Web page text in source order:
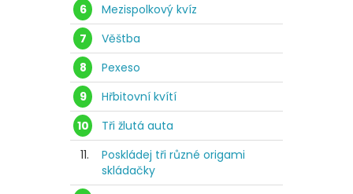
6
Mezispolkový kvíz
7
Věštba
8
Pexeso
9
Hřbitovní kvítí
10
Tři žlutá auta
11.
Poskládej tři různé origami
skládačky